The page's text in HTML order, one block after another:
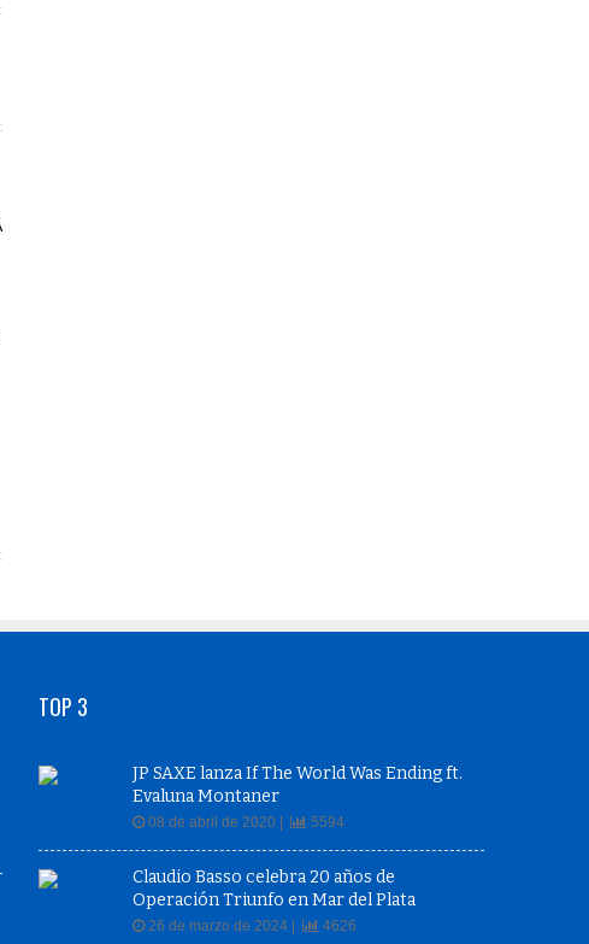
TOP 3
JP SAXE lanza If The World Was Ending ft.
Evaluna Montaner
08 de abril de 2020 | 5594
Claudio Basso celebra 20 años de
Operación Triunfo en Mar del Plata
26 de marzo de 2024 | 4626